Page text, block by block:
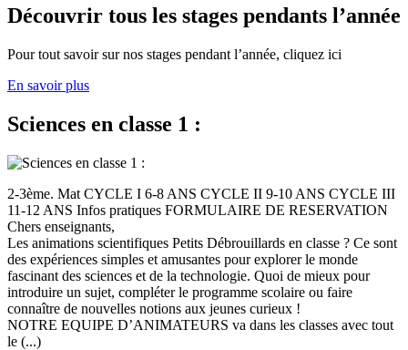
Découvrir tous les stages pendants l’année
Pour tout savoir sur nos stages pendant l’année, cliquez ici
En savoir plus
Sciences en classe 1 :
2-3ème. Mat CYCLE I 6-8 ANS CYCLE II 9-10 ANS CYCLE III
11-12 ANS Infos pratiques FORMULAIRE DE RESERVATION
Chers enseignants,
Les animations scientifiques Petits Débrouillards en classe ? Ce sont
des expériences simples et amusantes pour explorer le monde
fascinant des sciences et de la technologie. Quoi de mieux pour
introduire un sujet, compléter le programme scolaire ou faire
connaître de nouvelles notions aux jeunes curieux !
NOTRE EQUIPE D’ANIMATEURS va dans les classes avec tout
le (...)